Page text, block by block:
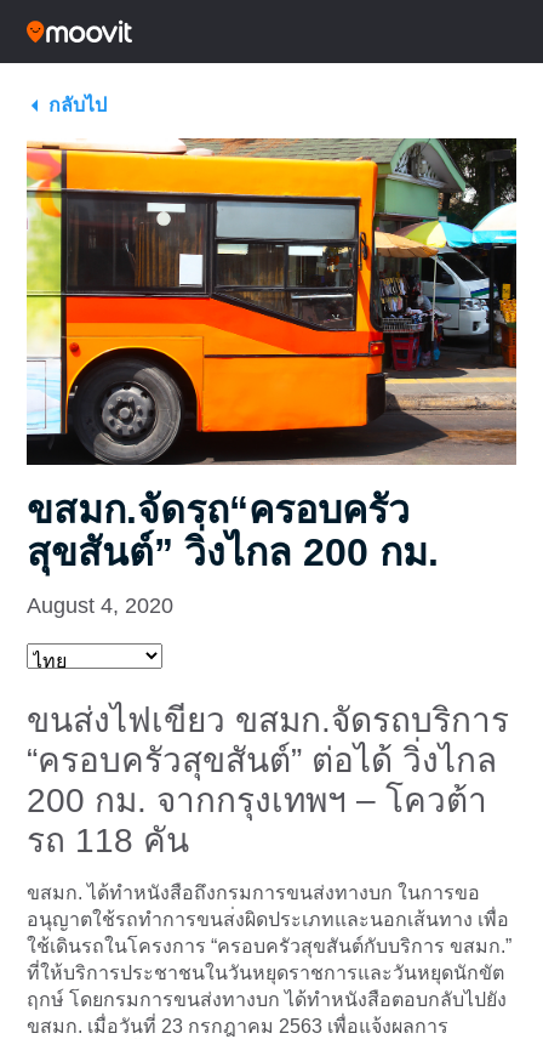
กลับไป
ขสมก.จัดรถ“ครอบครัว
สุขสันต์” วิ่งไกล 200 กม.
August 4, 2020
ขนส่งไฟเขียว ขสมก.จัดรถบริการ
“ครอบครัวสุขสันต์” ต่อได้ วิ่งไกล
200 กม. จากกรุงเทพฯ – โควต้า
รถ 118 คัน
ขสมก. ได้ทำหนังสือถึงกรมการขนส่งทางบก ในการขอ
อนุญาตใช้รถทำการขนส่งผิดประเภทและนอกเส้นทาง เพื่อ
ใช้เดินรถในโครงการ “ครอบครัวสุขสันต์กับบริการ ขสมก.”
ที่ให้บริการประชาชนในวันหยุดราชการและวันหยุดนักขัต
ฤกษ์ โดยกรมการขนส่งทางบก ได้ทำหนังสือตอบกลับไปยัง
ขสมก. เมื่อวันที่ 23 กรกฎาคม 2563 เพื่อแจ้งผลการ